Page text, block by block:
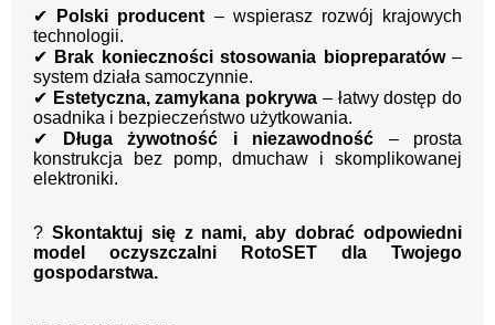
✔
Polski producent – wspierasz rozwój krajowych
technologii.
✔ Brak konieczności stosowania biopreparatów–
system działa samoczynnie.
✔ Estetyczna, zamykana pokrywa – łatwy dostęp do
osadnika i bezpieczeństwo użytkowania.
✔
Długa żywotność i niezawodność – prosta
konstrukcja bez pomp, dmuchaw i skomplikowanej
elektroniki.
? Skontaktuj się z nami, aby dobrać odpowiedni
model oczyszczalni RotoSET dla Twojego
gospodarstwa.